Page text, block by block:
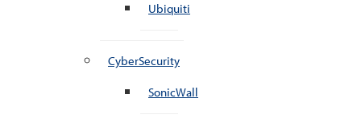
Ubiquiti
CyberSecurity
SonicWall